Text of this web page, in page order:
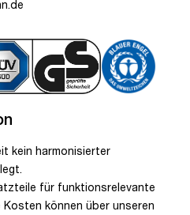
kein harmonisierter
für funktionsrelevante
können über unseren